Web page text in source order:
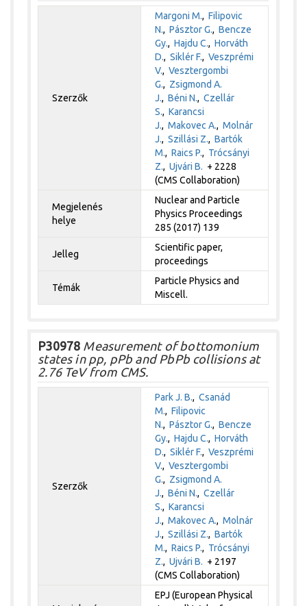
Szerzők
Margoni M.,Filipovic
N.,Pásztor G.,Bencze
Gy.,Hajdu C.,Horváth
D.,Siklér F.,Veszprémi
V.,Vesztergombi
G., Zsigmond A.
J.,Béni N.,Czellár
S.,Karancsi
J.,Makovec A.,Molnár
J.,Szillási Z.,Bartók
M.,Raics P., Trócsányi
Z.,Ujvári B. + 2228
(CMS Collaboration)
Megjelenés
helye
Nuclear and Particle
Physics Proceedings
285 (2017) 139
Jelleg
Scientific paper,
proceedings
Témák
Particle Physics and
Miscell.
P30978 Measurement of bottomonium
states in pp, pPb and PbPb collisions at
2.76 TeV from CMS.
Szerzők
Park J. B.,Csanád
M.,Filipovic
N.,Pásztor G.,Bencze
Gy.,Hajdu C.,Horváth
D.,Siklér F.,Veszprémi
V.,Vesztergombi
G., Zsigmond A.
J.,Béni N.,Czellár
S.,Karancsi
J.,Makovec A.,Molnár
J.,Szillási Z.,Bartók
M.,Raics P., Trócsányi
Z.,Ujvári B. + 2197
(CMS Collaboration)
EPJ (European Physical